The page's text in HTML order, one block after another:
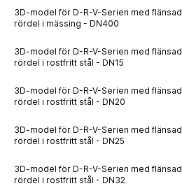
3D-model för D-R-V-Serien med flänsad
rördel i mässing - DN400
3D-model för D-R-V-Serien med flänsad
rördel i rostfritt stål - DN15
3D-model för D-R-V-Serien med flänsad
rördel i rostfritt stål - DN20
3D-model för D-R-V-Serien med flänsad
rördel i rostfritt stål - DN25
3D-model för D-R-V-Serien med flänsad
rördel i rostfritt stål - DN32